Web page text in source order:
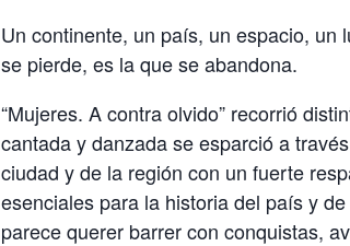
Un continente, un país, un espacio,
se pierde, es la que se abandona.
“Mujeres. A contra olvido” recorrió
cantada y danzada se esparció a
ciudad y de la región con un fuerte
esenciales para la historia del país y
parece querer barrer con conquistas,